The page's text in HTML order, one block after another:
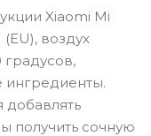
Xiaomi Mi
воздух
градусов,
ингредиенты.
добавлять
получить сочную